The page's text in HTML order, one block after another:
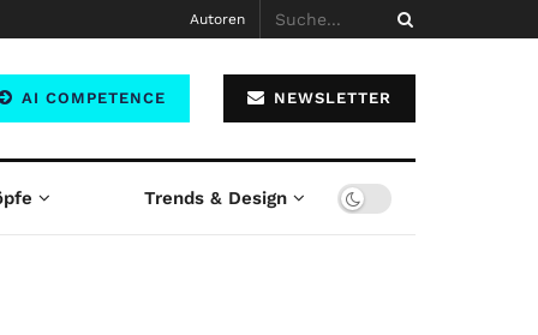
Autoren
AI COMPETENCE NEWSLETTER
Trends & Design